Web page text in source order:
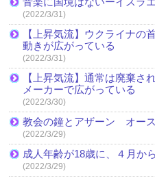
(2022/3/31)
【上昇気流】ウクライナの
動きが広がっている
(2022/3/31)
【上昇気流】通常は廃棄さ
メーカーで広がっている
(2022/3/30)
教会の鐘とアザーン オー
(2022/3/29)
成人年齢が18歳に、４月か
(2022/3/29)